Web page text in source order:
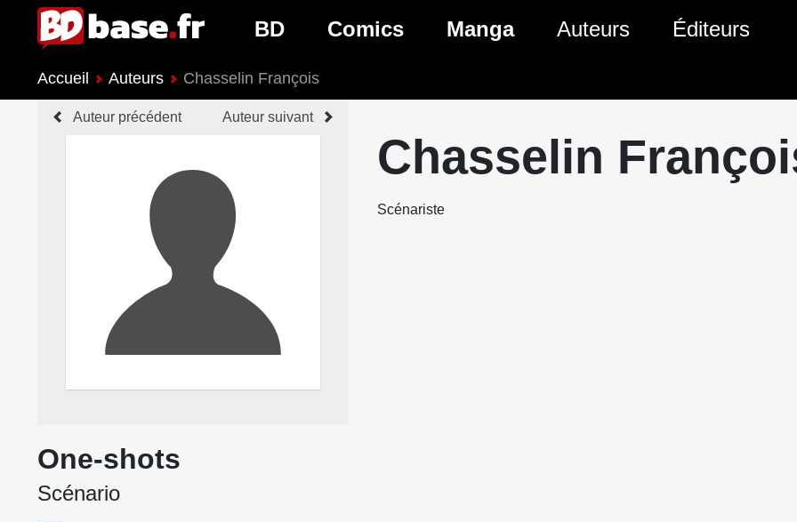
BD
Nouveautés BD
Prochaines sorties BD
Comics
Genres Comics
Manga
Genres Manga
Auteurs Éditeurs
Accueil Auteurs Chasselin François
Auteur précédent Auteur suivant
Chasselin
Scénariste
One-shots
Scénario